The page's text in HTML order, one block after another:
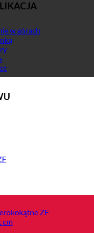
w górach
ZF
cm